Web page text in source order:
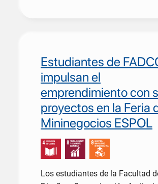
Estudiantes de
impulsan el
emprendimiento con
proyectos en la Feria
Mininegocios ESPOL
Los estudiantes de la Facultad